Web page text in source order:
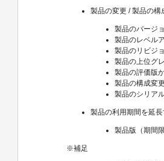
製品の変更 / 製品の構
製品のバージ
製品のレベル
製品のリビジ
製品の上位グ
製品の評価版
製品の構成変
製品のシリア
製品の利用期間を延長
製品版（期間
※補足